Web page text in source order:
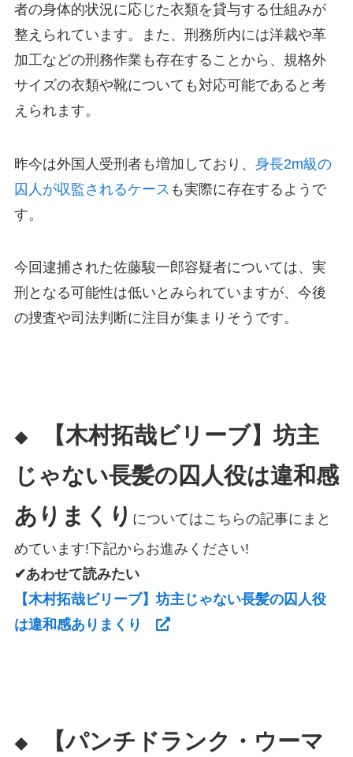
者の身体的状況に応じた衣類を貸与する仕組みが
整えられています。また、刑務所内には洋裁や革
加工などの刑務作業も存在することから、規格外
サイズの衣類や靴についても対応可能であると考
えられます。
昨今は外国人受刑者も増加しており、 身長2m級の
囚人が収監されるケース も実際に存在するようで
す。
今回逮捕された佐藤駿一郎容疑者については、実
刑となる可能性は低いとみられていますが、今後
の捜査や司法判断に注目が集まりそうです。
◆
【木村拓哉ビリーブ】坊主
じゃない長髪の囚人役は違和感
ありまくり についてはこちらの記事にまと
めています!下記からお進みください!
✔あわせて読みたい
【木村拓哉ビリーブ】坊主じゃない長髪の囚人役
は違和感ありまくり
◆
【パンチドランク・ウーマ